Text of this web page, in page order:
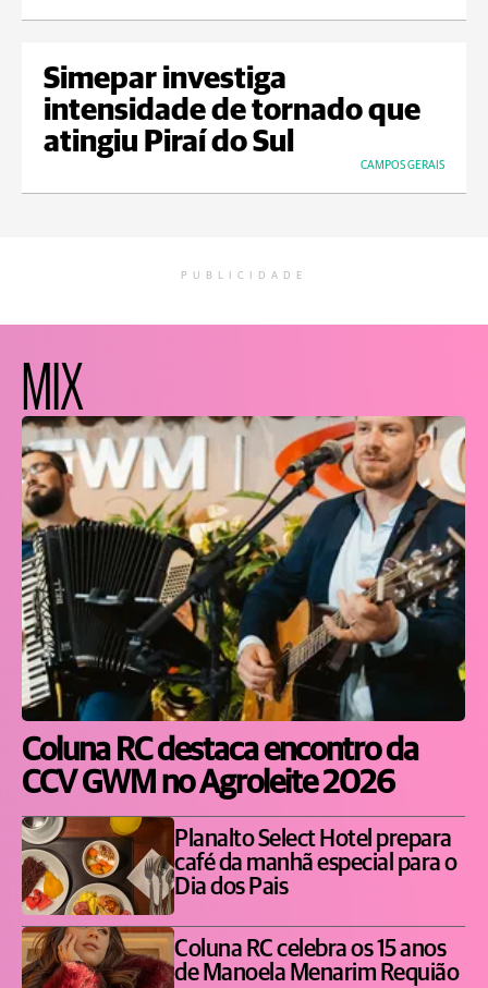
Simepar investiga
intensidade de tornado que
atingiu Piraí do Sul
CAMPOS GERAIS
PUBLICIDADE
MIX
Coluna RC destaca encontro da
CCV GWM no Agroleite 2026
Planalto Select Hotel prepara
café da manhã especial para o
Dia dos Pais
Coluna RC celebra os 15 anos
de Manoela Menarim Requião